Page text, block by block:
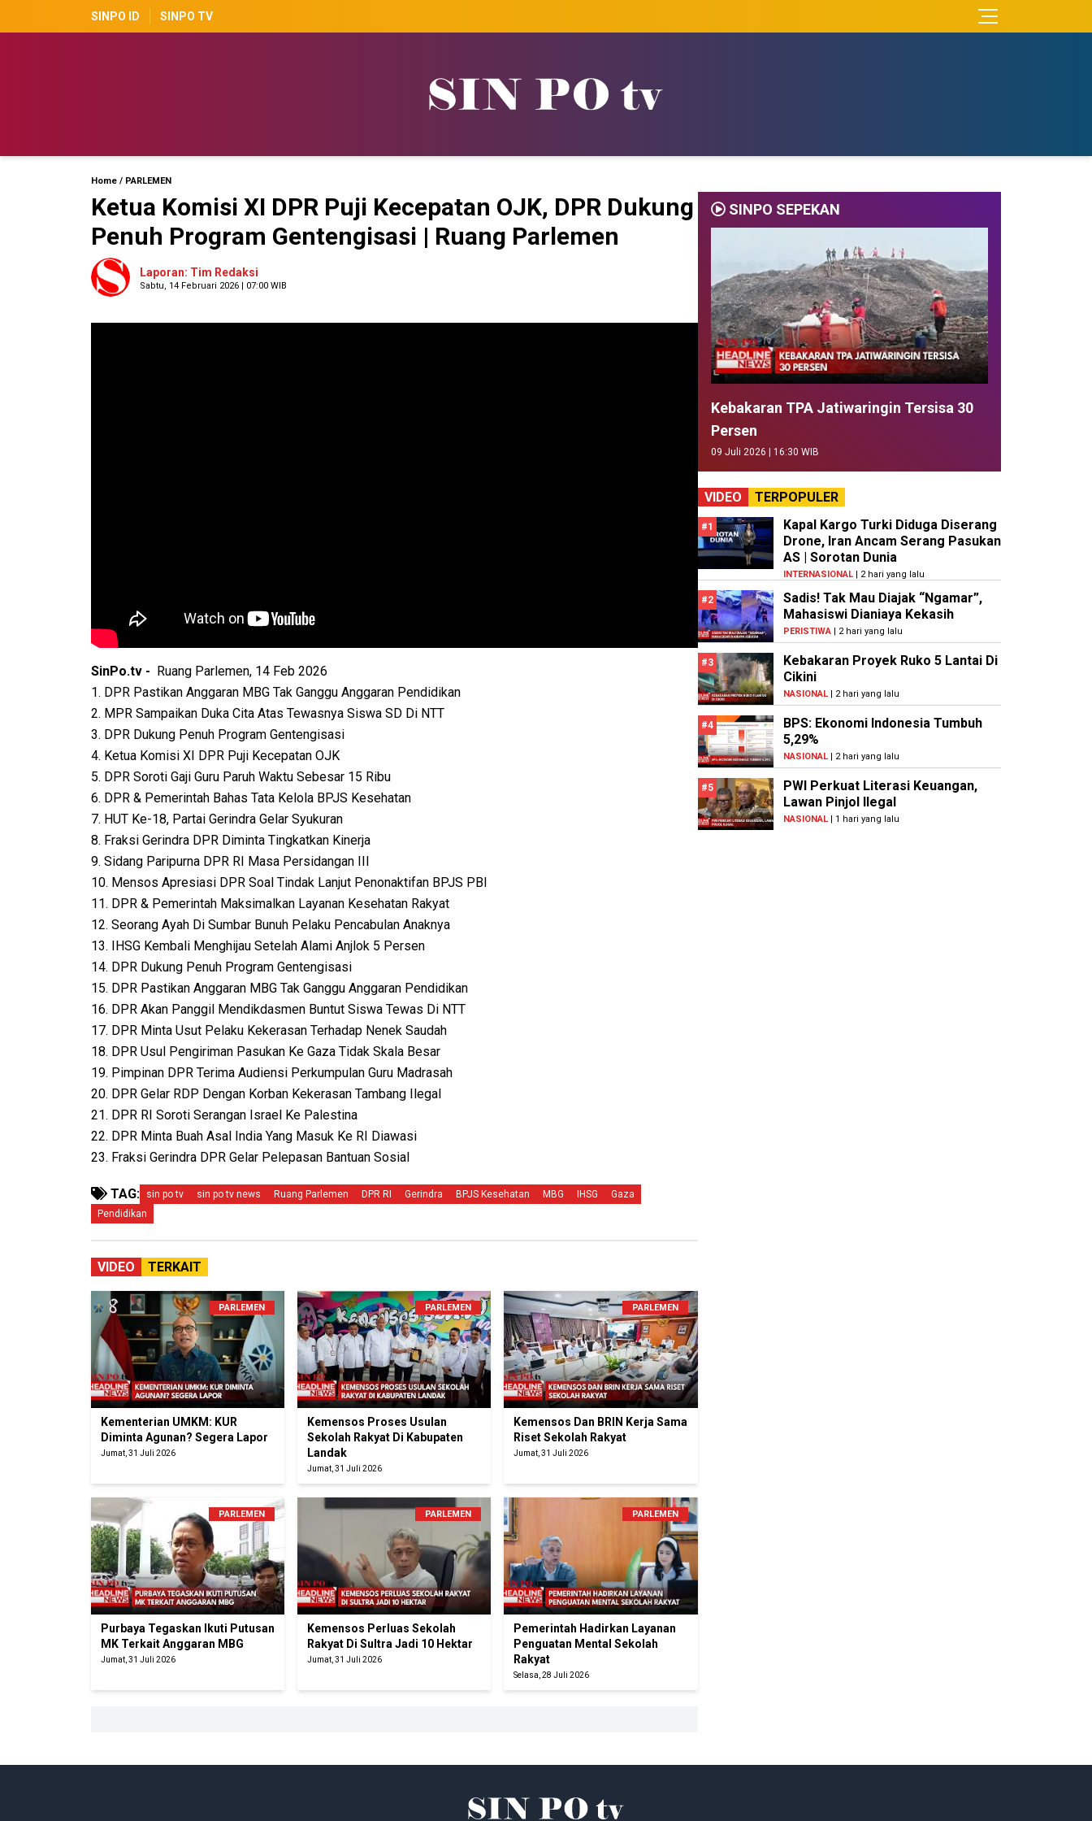
SINPO ID SINPO TV
Home / PARLEMEN
Ketua Komisi XI DPR Puji Kecepatan OJK, DPR Dukung
Penuh Program Gentengisasi | Ruang Parlemen
Laporan: Tim Redaksi
Sabtu, 14 Februari 2026 | 07:00 WIB
SinPo.tv -
Ruang Parlemen, 14 Feb 2026
1. DPR Pastikan Anggaran MBG Tak Ganggu Anggaran Pendidikan
2. MPR Sampaikan Duka Cita Atas Tewasnya Siswa SD Di NTT
3. DPR Dukung Penuh Program Gentengisasi
4. Ketua Komisi XI DPR Puji Kecepatan OJK
5. DPR Soroti Gaji Guru Paruh Waktu Sebesar 15 Ribu
6. DPR & Pemerintah Bahas Tata Kelola BPJS Kesehatan
7. HUT Ke-18, Partai Gerindra Gelar Syukuran
8. Fraksi Gerindra DPR Diminta Tingkatkan Kinerja
9. Sidang Paripurna DPR RI Masa Persidangan III
10. Mensos Apresiasi DPR Soal Tindak Lanjut Penonaktifan BPJS PBI
11. DPR & Pemerintah Maksimalkan Layanan Kesehatan Rakyat
12. Seorang Ayah Di Sumbar Bunuh Pelaku Pencabulan Anaknya
13. IHSG Kembali Menghijau Setelah Alami Anjlok 5 Persen
14. DPR Dukung Penuh Program Gentengisasi
15. DPR Pastikan Anggaran MBG Tak Ganggu Anggaran Pendidikan
16. DPR Akan Panggil Mendikdasmen Buntut Siswa Tewas Di NTT
17. DPR Minta Usut Pelaku Kekerasan Terhadap Nenek Saudah
18. DPR Usul Pengiriman Pasukan Ke Gaza Tidak Skala Besar
19. Pimpinan DPR Terima Audiensi Perkumpulan Guru Madrasah
20. DPR Gelar RDP Dengan Korban Kekerasan Tambang Ilegal
21. DPR RI Soroti Serangan Israel Ke Palestina
22. DPR Minta Buah Asal India Yang Masuk Ke RI Diawasi
23. Fraksi Gerindra DPR Gelar Pelepasan Bantuan Sosial
TAG: sin po tv sin po tv news Ruang Parlemen DPR RI Gerindra BPJS Kesehatan MBG IHSG
Gaza
Pendidikan
VIDEO TERKAIT
PARLEMEN
Kementerian UMKM: KUR
Diminta Agunan? Segera Lapor
Jumat, 31 Juli 2026
PARLEMEN
Kemensos Proses Usulan
Sekolah Rakyat Di Kabupaten
Landak
Jumat, 31 Juli 2026
PARLEMEN
Kemensos Dan BRIN Kerja Sama
Riset Sekolah Rakyat
Jumat, 31 Juli 2026
PARLEMEN
Purbaya Tegaskan Ikuti Putusan
MK Terkait Anggaran MBG
Jumat, 31 Juli 2026
PARLEMEN
Kemensos Perluas Sekolah
Rakyat Di Sultra Jadi 10 Hektar
Jumat, 31 Juli 2026
PARLEMEN
Pemerintah Hadirkan Layanan
Penguatan Mental Sekolah
Rakyat
Selasa, 28 Juli 2026
SINPO SEPEKAN
Kebakaran TPA Jatiwaringin Tersisa 30
Persen
09 Juli 2026 | 16:30 WIB
VIDEO TERPOPULER
#1
Kapal Kargo Turki Diduga Diserang
Drone, Iran Ancam Serang Pasukan
AS | Sorotan Dunia
INTERNASIONAL| 2 hari yang lalu
#2
Sadis! Tak Mau Diajak “Ngamar”,
Mahasiswi Dianiaya Kekasih
PERISTIWA| 2 hari yang lalu
#3
Kebakaran Proyek Ruko 5 Lantai Di
Cikini
NASIONAL| 2 hari yang lalu
#4
BPS: Ekonomi Indonesia Tumbuh
5,29%
NASIONAL| 2 hari yang lalu
#5
PWI Perkuat Literasi Keuangan,
Lawan Pinjol Ilegal
NASIONAL| 1 hari yang lalu